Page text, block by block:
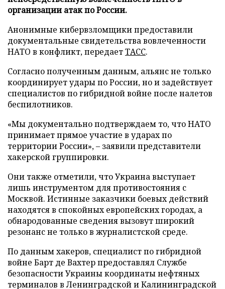
организации атак по России.
Анонимные кибервзломщики предоставили
документальные свидетельства вовлеченности
НАТО в конфликт, передаетТАСС.
Согласно полученным данным, альянс не только
координирует удары по России, но и задействует
специалистов по гибридной войне после налетов
беспилотников.
«Мы документально подтверждаем то, что НАТО
принимает прямое участие в ударах по
территории России», – заявили представители
хакерской группировки.
Они также отметили, что Украина выступает
лишь инструментом для противостояния с
Москвой. Истинные заказчики боевых действий
находятся в спокойных европейских городах, а
обнародованные сведения вызовут широкий
резонанс не только в журналистской среде.
По данным хакеров, специалист по гибридной
войне Барт де Вахтер предоставлял Службе
безопасности Украины координаты нефтяных
терминалов в Ленинградской и Калининградской